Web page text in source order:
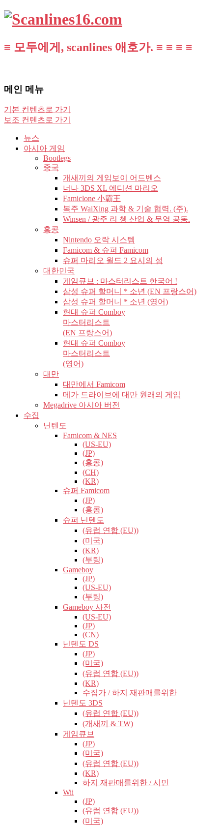
≡ 모두에게, scanlines 애호가. ≡ ≡ ≡ ≡
메인 메뉴
기본 컨텐츠로 가기
보조 컨텐츠로 가기
뉴스
아시아 게임
Bootlegs
중국
개새끼의 게임보이 어드벤스
너나 3DS XL 에디션 마리오
Famiclone 小霸王
복주 WaiXing 과학 & 기술 협력. (주).
Winsen / 광주 리 쳉 산업 & 무역 공동.
홍콩
Nintendo 오락 시스템
Famicom & 슈퍼 Famicom
슈퍼 마리오 월드 2 요시의 섬
대한민국
게임큐브 : 마스터리스트 한국어 !
삼성 슈퍼 할머니 * 소년 (EN 프랑스어)
삼성 슈퍼 할머니 * 소년 (영어)
현대 슈퍼 Comboy
마스터리스트
(EN 프랑스어)
현대 슈퍼 Comboy
마스터리스트
(영어)
대만
대만에서 Famicom
메가 드라이브에 대만 원래의 게임
Megadrive 아시아 버전
수집
닌텐도
Famicom & NES
(US-EU)
(JP)
(홍콩)
(CH)
(KR)
슈퍼 Famicom
(JP)
(홍콩)
슈퍼 닌텐도
(유럽​​ 연합 (EU))
(미국)
(KR)
(부팅)
Gameboy
(JP)
(US-EU)
(부팅)
Gameboy 사전
(US-EU)
(JP)
(CN)
닌텐도 DS
(JP)
(미국)
(유럽​​ 연합 (EU))
(KR)
수집가 / 하지 재판매를위한
닌텐도 3DS
(유럽​​ 연합 (EU))
(개새끼 & TW)
게임큐브
(JP)
(미국)
(유럽​​ 연합 (EU))
(KR)
하지 재판매를위한 / 시민
Wii
(JP)
(유럽​​ 연합 (EU))
(미국)